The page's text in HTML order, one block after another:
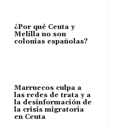
¿Por qué Ceuta y
Melilla no son
colonias españolas?
Marruecos culpa a
las redes de trata y a
la desinformación de
la crisis migratoria
en Ceuta